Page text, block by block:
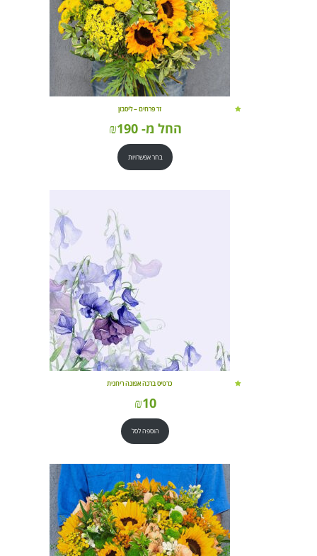
זר פרחים – ליסבון
החל מ- ₪190
בחר אפשרויות
כרטיס ברכה אפונה ריחנית
₪10
הוספה לסל